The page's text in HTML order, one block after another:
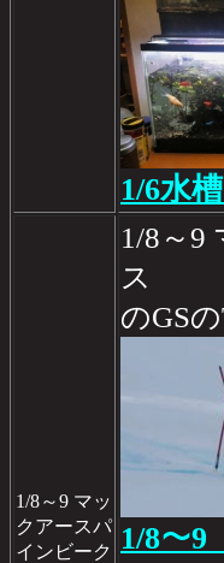
1/6水
1/8～9 マッ
クアースパ
インビーク
1/8～9
ス
のGS
1/8～9